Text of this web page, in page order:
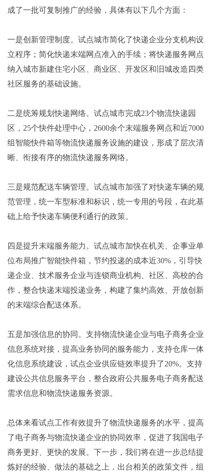
成了一批可复制推广的经验，具体有以下几个方面：
一是创新管理制度。试点城市简化了快递企业分支机构设
立程序；简化快递末端网点准入的手续；将快递服务网点
纳入城市新建住宅小区、商业区、开发区和旧城改造四类
社区服务的基础设施。
二是统筹规划快递网络。试点城市完成23个物流快递园
区，25个快件处理中心，2600余个末端服务网点和近7000
组智能快件箱等物流快递服务设施的建设，形成了层次清
晰、衔接有序的物流快递服务网络。
三是规范配送车辆管理。试点城市加强了对快递车辆的规
范管理，统一车型标准和标识，统一专用的号段，在此基
础上给予快递车辆便利通行的政策。
四是提升末端服务能力。试点城市加快在机关、企事业单
位布局推广智能快件箱，节约投递的成本近30%，引导快
递企业、技术服务企业与连锁商业机构、社区、高校的合
作，整合快递末端投递业务，构建了集约高效、开放创新
的末端综合配送体系。
五是加强信息的协同。支持物流快递企业与电子商务企业
信息系统对接，提高业务协同的服务能力，支持仓库一体
化信息系统建设，试点企业供应链效率提升了20%。支持
建设公共信息服务平台，整合政府公共服务电子商务配送
需求信息和物流快递服务资源。
总体来看试点工作有效提升了物流快递服务的水平，提高
了电子商务与物流快递企业的协同效率，促进了我国电子
商务更好、更快的发展。下一步，我们将在进一步总结提
炼好的经验、做法的基础之上，出台相关的政策文件，组